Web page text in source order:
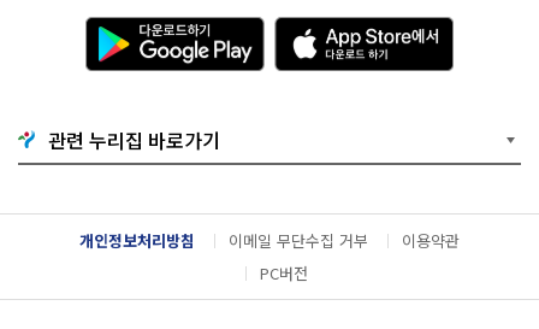
다
운
로
기
G
o
g
l
e
l
A
p
p
e
서
다
운
드
관련 누리집 바로가기
개인정보처리방침 이메일 무단수집 거부
이용약관
PC버전